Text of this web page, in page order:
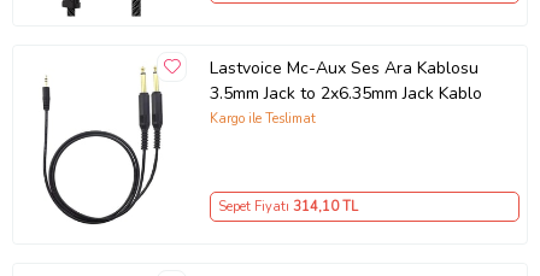
Lastvoice Mc-Aux Ses Ara Kablosu
3.5mm Jack to 2x6.35mm Jack Kablo
Kargo ile Teslimat
Sepet Fiyatı 314,10 TL